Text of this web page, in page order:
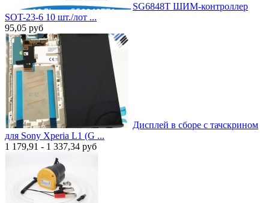
SG6848T ШИМ-контроллер
SOT-23-6 10 шт./лот ...
95,05 руб
Дисплей в сборе с тачскрином
для Sony Xperia L1 (G ...
1 179,91 - 1 337,34 руб